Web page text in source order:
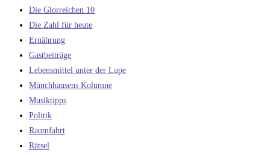
Die Glorreichen 10
Die Zahl für heute
Ernährung
Gastbeiträge
Lebensmittel unter der Lupe
Münchhausens Kolumne
Musiktipps
Politik
Raumfahrt
Rätsel